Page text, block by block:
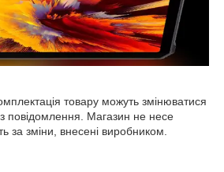
товару можуть змінюватися
повідомлення. Магазин не несе
за зміни, внесені виробником.